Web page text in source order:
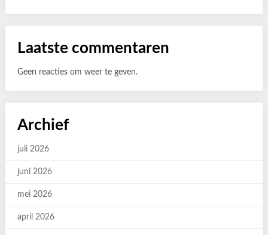
Laatste commentaren
Geen reacties om weer te geven.
Archief
juli 2026
juni 2026
mei 2026
april 2026